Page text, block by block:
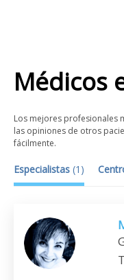
Médicos
Los mejores profesionales
las opiniones de otros
fácilmente.
Especialistas (1 )